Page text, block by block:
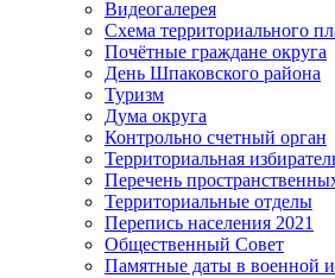
Видеогалерея
Схема территориального
Почётные граждане округа
День Шпаковского района
Туризм
Дума округа
Контрольно счетный орган
Территориальная
Перечень
Территориальные отделы
Перепись населения 2021
Общественный Совет
Памятные даты в военной